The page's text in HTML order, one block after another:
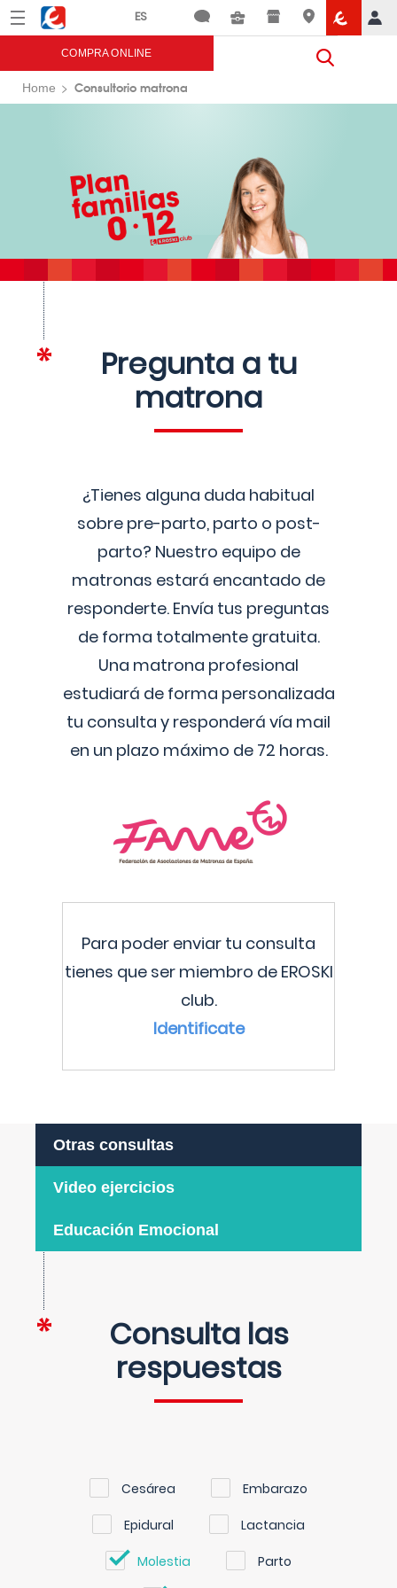
Menú Eroski
COMPRA ONLINE
Home Consultorio matrona
Pregunta a tu
matrona
¿Tienes alguna duda habitual
sobre pre-parto, parto o post-
parto? Nuestro equipo de
matronas estará encantado de
responderte. Envía tus preguntas
de forma totalmente gratuita.
Una matrona profesional
estudiará de forma personalizada
tu consulta y responderá vía mail
en un plazo máximo de 72 horas.
Para poder enviar tu consulta
tienes que ser miembro de EROSKI
club.
Identificate
Otras consultas
Video ejercicios
Educación Emocional
Consulta las
respuestas
Cesárea Embarazo
Epidural Lactancia
Molestia Parto